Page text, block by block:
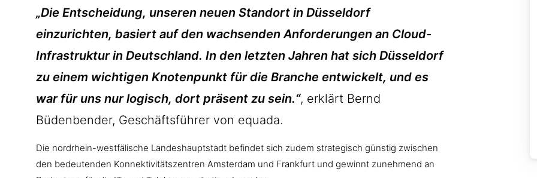
„Die Entscheidung, unseren neuen Standort in Düsseldorf
einzurichten, basiert auf den wachsenden Anforderungen an Cloud-
Infrastruktur in Deutschland. In den letzten Jahren hat sich Düsseldorf
zu einem wichtigen Knotenpunkt für die Branche entwickelt, und es
war für uns nur logisch, dort präsent zu sein.“, erklärt Bernd
Büdenbender, Geschäftsführer von equada.
Die nordrhein-westfälische Landeshauptstadt befindet sich zudem strategisch günstig zwischen
den bedeutenden Konnektivitätszentren Amsterdam und Frankfurt und gewinnt zunehmend an